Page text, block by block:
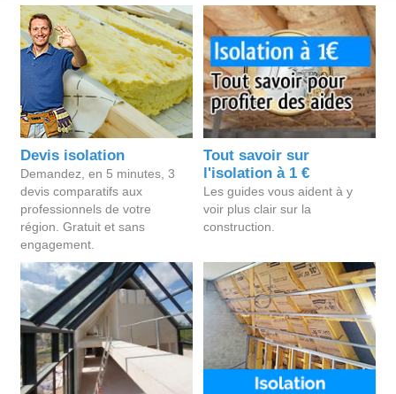
Devis isolation
Demandez, en 5 minutes, 3
devis comparatifs aux
professionnels de votre
région. Gratuit et sans
engagement.
Tout savoir sur
l'isolation à 1 €
Les guides vous aident à y
voir plus clair sur la
construction.